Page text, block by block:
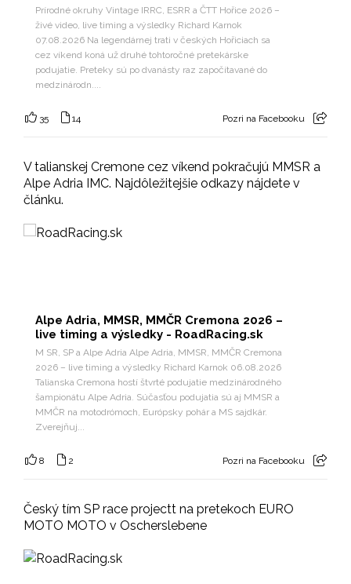
Prírodné okruhy Vintage IRRC, ESRR a ČTT Hořice 2026 –
živé video, live timing a výsledky Richard Karnok
07.08.2026 Na legendárnej trati v českých Hořiciach sa
cez víkend koná už druhé tohtoročné pretekárske
podujatie. Preteky sú po dvanásty raz započítavané do
medzinárodn....
35 14 Pozri na Facebooku
V talianskej Cremone cez víkend pokračujú MMSR a
Alpe Adria IMC. Najdôležitejšie odkazy nájdete v
článku.
Alpe Adria, MMSR, MMČR Cremona 2026 –
live timing a výsledky - RoadRacing.sk
M SR, SP a Alpe Adria Alpe Adria, MMSR, MMČR Cremona
2026 – live timing a výsledky Richard Karnok 06.08.2026
Talianska Cremona hostí štvrté podujatie medzinárodného
šampionátu Alpe Adria. Súčasťou podujatia sú aj MMSR a
MMČR na motodrómoch, Európsky pohár a MS sajdkár.
Zverejňuj...
8 2 Pozri na Facebooku
Český tím SP race projectt na pretekoch EURO
MOTO MOTO v Oscherslebene